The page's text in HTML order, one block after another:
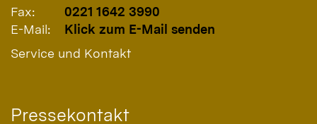
Fax:
0221 1642 3990
E-Mail:
Klick zum E-Mail senden
Service und Kontakt
Pressekontakt